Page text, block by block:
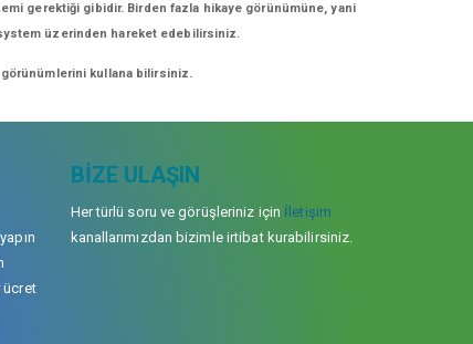
gerektiği gibidir. Birden fazla hikaye görünümüne, yani
üzerinden hareket edebilirsiniz.
görünümlerini kullana bilirsiniz.
ücret
BIZE ULAŞIN
Her türlü soru ve görüşleriniz için İletişim
kanallarımızdan bizimle irtibat kurabilirsiniz.